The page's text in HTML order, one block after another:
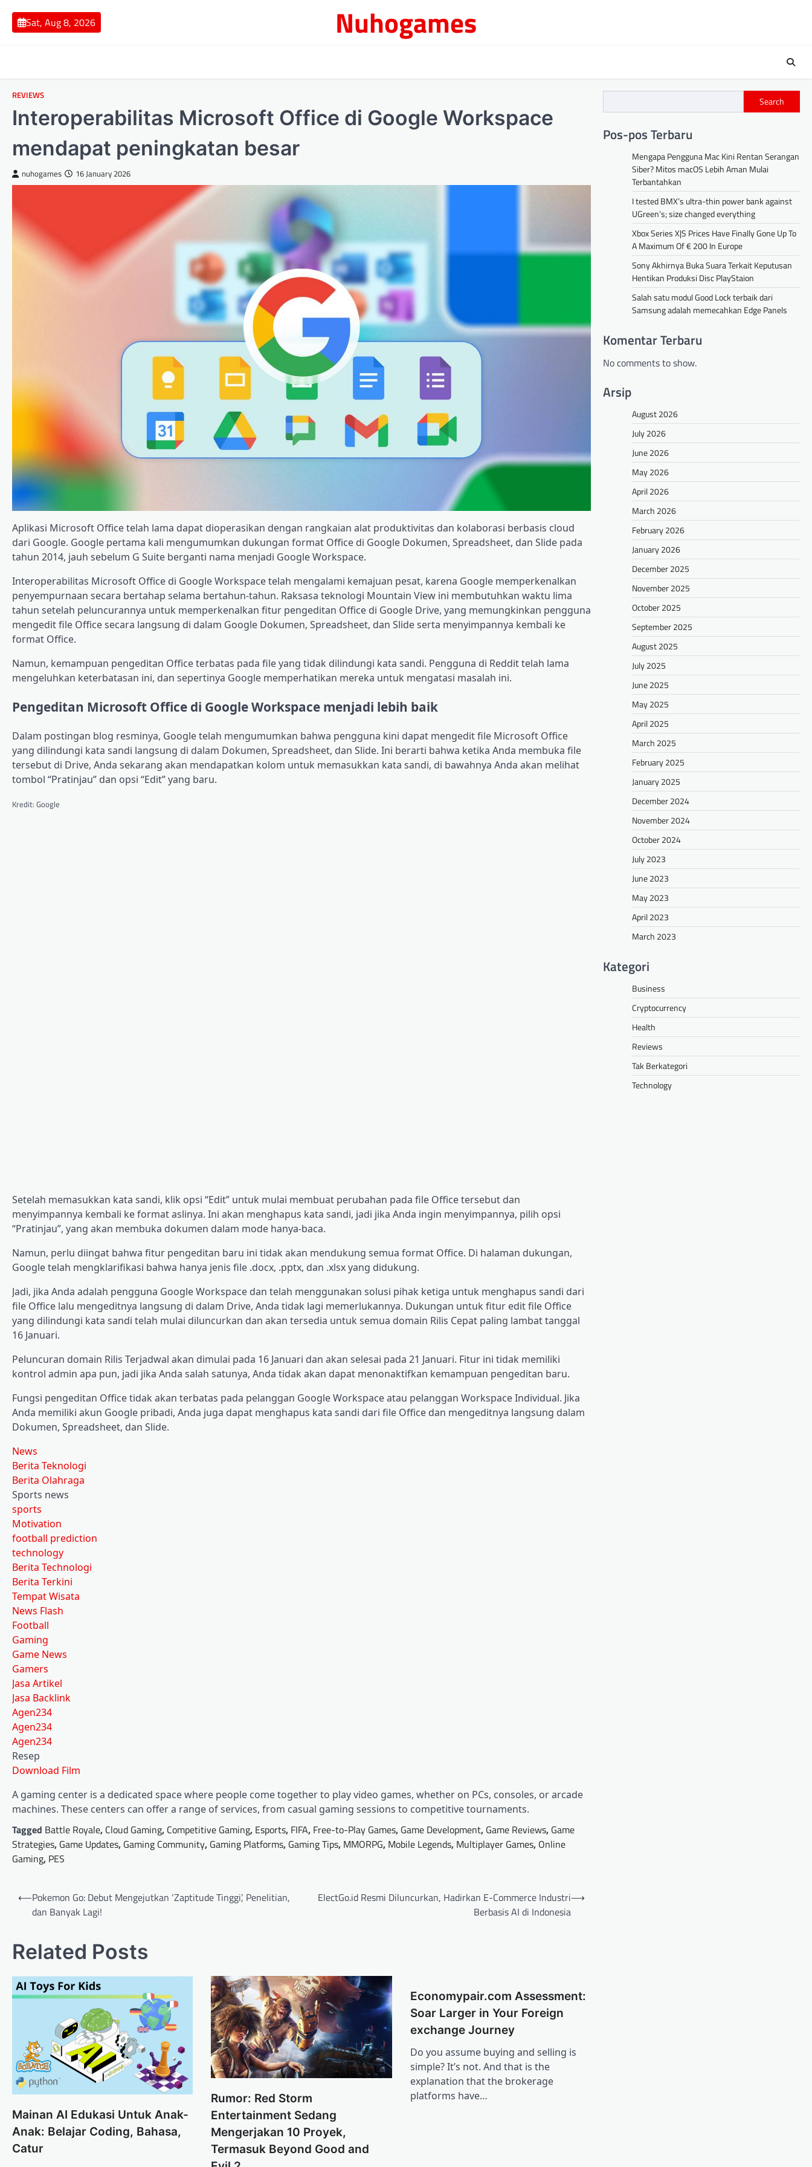
content
Sat, Aug 8, 2026 Nuhogames
REVIEWS
Interoperabilitas Microsoft Office di Google Workspace
mendapat peningkatan besar
nuhogames 16 January 2026
Aplikasi Microsoft Office telah lama dapat dioperasikan dengan rangkaian alat produktivitas dan kolaborasi berbasis cloud
dari Google. Google pertama kali mengumumkan dukungan format Office di Google Dokumen, Spreadsheet, dan Slide pada
tahun 2014, jauh sebelum G Suite berganti nama menjadi Google Workspace.
Interoperabilitas Microsoft Office di Google Workspace telah mengalami kemajuan pesat, karena Google memperkenalkan
penyempurnaan secara bertahap selama bertahun-tahun. Raksasa teknologi Mountain View ini membutuhkan waktu lima
tahun setelah peluncurannya untuk memperkenalkan fitur pengeditan Office di Google Drive, yang memungkinkan pengguna
mengedit file Office secara langsung di dalam Google Dokumen, Spreadsheet, dan Slide serta menyimpannya kembali ke
format Office.
Namun, kemampuan pengeditan Office terbatas pada file yang tidak dilindungi kata sandi. Pengguna di Reddit telah lama
mengeluhkan keterbatasan ini, dan sepertinya Google memperhatikan mereka untuk mengatasi masalah ini.
Pengeditan Microsoft Office di Google Workspace menjadi lebih baik
Dalam postingan blog resminya, Google telah mengumumkan bahwa pengguna kini dapat mengedit file Microsoft Office
yang dilindungi kata sandi langsung di dalam Dokumen, Spreadsheet, dan Slide. Ini berarti bahwa ketika Anda membuka file
tersebut di Drive, Anda sekarang akan mendapatkan kolom untuk memasukkan kata sandi, di bawahnya Anda akan melihat
tombol “Pratinjau” dan opsi “Edit” yang baru.
Kredit: Google
Setelah memasukkan kata sandi, klik opsi “Edit” untuk mulai membuat perubahan pada file Office tersebut dan
menyimpannya kembali ke format aslinya. Ini akan menghapus kata sandi, jadi jika Anda ingin menyimpannya, pilih opsi
“Pratinjau”, yang akan membuka dokumen dalam mode hanya-baca.
Namun, perlu diingat bahwa fitur pengeditan baru ini tidak akan mendukung semua format Office. Di halaman dukungan,
Google telah mengklarifikasi bahwa hanya jenis file .docx, .pptx, dan .xlsx yang didukung.
Jadi, jika Anda adalah pengguna Google Workspace dan telah menggunakan solusi pihak ketiga untuk menghapus sandi dari
file Office lalu mengeditnya langsung di dalam Drive, Anda tidak lagi memerlukannya. Dukungan untuk fitur edit file Office
yang dilindungi kata sandi telah mulai diluncurkan dan akan tersedia untuk semua domain Rilis Cepat paling lambat tanggal
16 Januari.
Peluncuran domain Rilis Terjadwal akan dimulai pada 16 Januari dan akan selesai pada 21 Januari. Fitur ini tidak memiliki
kontrol admin apa pun, jadi jika Anda salah satunya, Anda tidak akan dapat menonaktifkan kemampuan pengeditan baru.
Fungsi pengeditan Office tidak akan terbatas pada pelanggan Google Workspace atau pelanggan Workspace Individual. Jika
Anda memiliki akun Google pribadi, Anda juga dapat menghapus kata sandi dari file Office dan mengeditnya langsung dalam
Dokumen, Spreadsheet, dan Slide.
News
Berita Teknologi
Berita Olahraga
Sports news
sports
Motivation
football prediction
technology
Berita Technologi
Berita Terkini
Tempat Wisata
News Flash
Football
Gaming
Game News
Gamers
Jasa Artikel
Jasa Backlink
Agen234
Agen234
Agen234
Resep
Download Film
A gaming center is a dedicated space where people come together to play video games, whether on PCs, consoles, or arcade
machines. These centers can offer a range of services, from casual gaming sessions to competitive tournaments.
Tagged Battle Royale, Cloud Gaming, Competitive Gaming, Esports, FIFA, Free-to-Play Games, Game Development, Game Reviews, Game
Strategies, Game Updates, Gaming Community, Gaming Platforms, Gaming Tips, MMORPG, Mobile Legends, Multiplayer Games, Online
Gaming, PES
Post
navigation
⟵Pokemon Go: Debut Mengejutkan ‘Zaptitude Tinggi’, Penelitian,
dan Banyak Lagi!
ElectGo.id Resmi Diluncurkan, Hadirkan E-Commerce Industri
Berbasis AI di Indonesia
⟶
Related Posts
Mainan AI Edukasi Untuk Anak-
Anak: Belajar Coding, Bahasa,
Catur
Rumor: Red Storm
Entertainment Sedang
Mengerjakan 10 Proyek,
Termasuk Beyond Good and
Economypair.com Assessment:
Soar Larger in Your Foreign
exchange Journey
Do you assume buying and selling is
simple? It’s not. And that is the
explanation that the brokerage
platforms have…
Search
Pos-pos Terbaru
Mengapa Pengguna Mac Kini Rentan Serangan
Siber? Mitos macOS Lebih Aman Mulai
Terbantahkan
I tested BMX’s ultra-thin power bank against
UGreen’s; size changed everything
Xbox Series X|S Prices Have Finally Gone Up To
A Maximum Of € 200 In Europe
Sony Akhirnya Buka Suara Terkait Keputusan
Hentikan Produksi Disc PlayStaion
Salah satu modul Good Lock terbaik dari
Samsung adalah memecahkan Edge Panels
Komentar Terbaru
No comments to show.
Arsip
August 2026
July 2026
June 2026
May 2026
April 2026
March 2026
February 2026
January 2026
December 2025
November 2025
October 2025
September 2025
August 2025
July 2025
June 2025
May 2025
April 2025
March 2025
February 2025
January 2025
December 2024
November 2024
October 2024
July 2023
June 2023
May 2023
April 2023
March 2023
Kategori
Business
Cryptocurrency
Health
Reviews
Tak Berkategori
Technology